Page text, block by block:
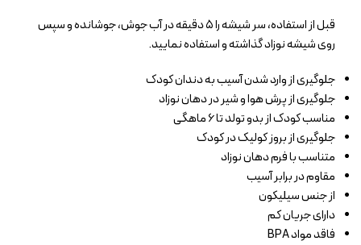
قبل از استفاده، سر شیشه را ۵ دقیقه در آب جوش، جوشانده و سپس
روی شیشه نوزاد گذاشته و استفاده نمایید.
جلوگیری از وارد شدن آسیب به دندان کودک
جلوگیری از پرش هوا و شیر در دهان نوزاد
مناسب کودک از بدو تولد تا ۶ ماهگی
جلوگیری از بروز کولیک در کودک
متناسب با فرم دهان نوزاد
مقاوم در برابر آسیب
از جنس سیلیکون
دارای جریان کم
فاقد مواد BPA